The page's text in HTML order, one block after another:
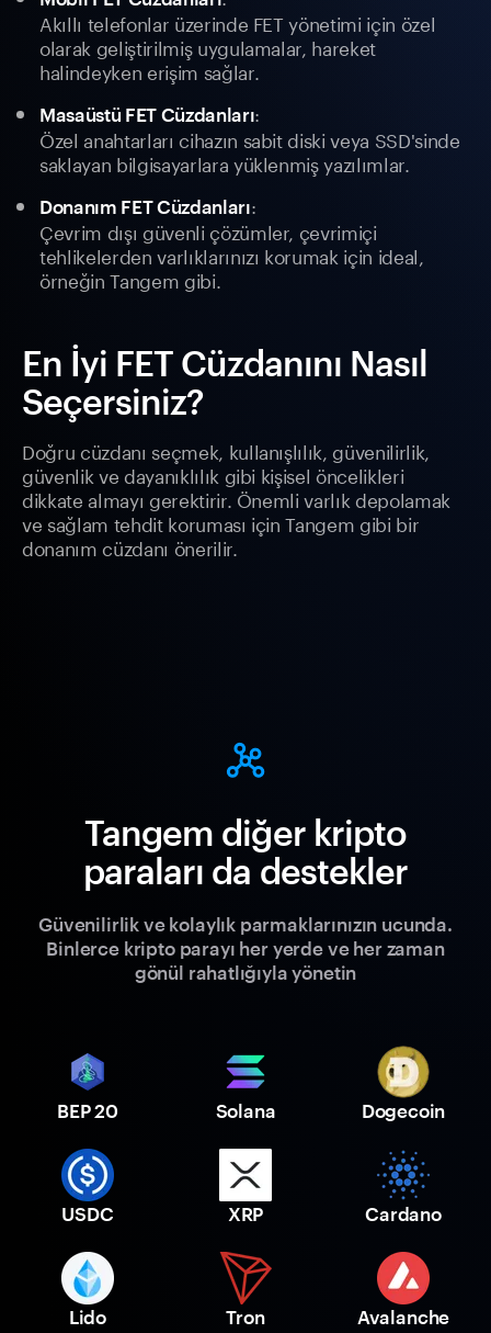
Akıllı telefonlar üzerinde FET yönetimi için özel
olarak geliştirilmiş uygulamalar, hareket
halindeyken erişim sağlar.
Masaüstü FET Cüzdanları:
Özel anahtarları cihazın sabit diski veya SSD'sinde
saklayan bilgisayarlara yüklenmiş yazılımlar.
Donanım FET Cüzdanları:
Çevrim dışı güvenli çözümler, çevrimiçi
tehlikelerden varlıklarınızı korumak için ideal,
örneğin Tangem gibi.
En İyi FET Cüzdanını Nasıl
Seçersiniz?
Doğru cüzdanı seçmek, kullanışlılık, güvenilirlik,
güvenlik ve dayanıklılık gibi kişisel öncelikleri
dikkate almayı gerektirir. Önemli varlık depolamak
ve sağlam tehdit koruması için Tangem gibi bir
donanım cüzdanı önerilir.
Tangem diğer kripto
paraları da destekler
Güvenilirlik ve kolaylık parmaklarınızın ucunda.
Binlerce kripto parayı her yerde ve her zaman
gönül rahatlığıyla yönetin
BEP 20 Solana Dogecoin
USDC XRP Cardano
Lido Tron Avalanche